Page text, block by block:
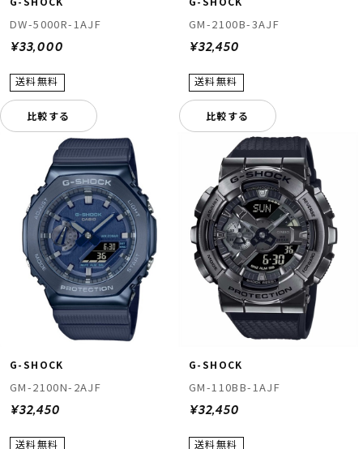
DW-5000R-1AJF
¥33,000
比較する
GM-2100B-3AJF
¥32,450
比較する
G-SHOCK
GM-2100N-2AJF
¥32,450
G-SHOCK
GM-110BB-1AJF
¥32,450